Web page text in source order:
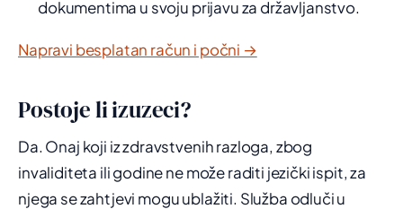
dokumentima u svoju prijavu za državljanstvo.
Napravi besplatan račun i počni →
Postoje li izuzeci?
Da. Onaj koji iz zdravstvenih razloga, zbog
invaliditeta ili godine ne može raditi jezički ispit, za
njega se zahtjevi mogu ublažiti. Služba odluči u